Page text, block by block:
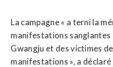
La campagne « a terni la
manifestations sanglantes
Gwangju et des victimes
manifestations », ⁠a déclaré